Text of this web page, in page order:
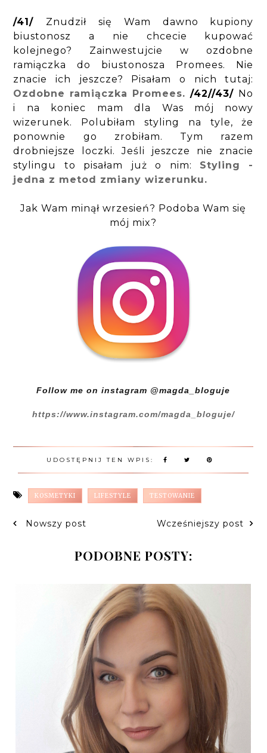
/41/ Znudził się Wam dawno kupiony
biustonosz a nie chcecie kupować
kolejnego? Zainwestujcie w ozdobne
ramiączka do biustonosza Promees. Nie
znacie ich jeszcze? Pisałam o nich tutaj:
Ozdobne ramiączka Promees. /42//43/ No
i na koniec mam dla Was mój nowy
wizerunek. Polubiłam styling na tyle, że
ponownie go zrobiłam. Tym razem
drobniejsze loczki. Jeśli jeszcze nie znacie
stylingu to pisałam już o nim: Styling -
jedna z metod zmiany wizerunku.
Jak Wam minął wrzesień? Podoba Wam się
mój mix?
Follow me on instagram @magda_bloguje
https://www.instagram.com/magda_bloguje/
UDOSTĘPNIJ TEN WPIS:
KOSMETYKI LIFESTYLE TESTOWANIE
Nowszy post Wcześniejszy post
PODOBNE POSTY: